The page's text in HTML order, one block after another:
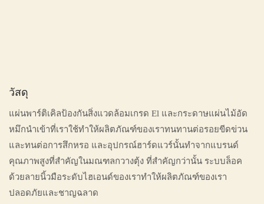
วัสดุ
แผ่นพาร์ติเคิลป้องกันสิ่งแวดล้อมเกรด El และกระดาษแผ่นไม้อัด
หมึกนำเข้าที่เราใช้ทำให้ผลิตภัณฑ์ของเราทนทานต่อรอยขีดข่วน
และทนต่อการสึกหรอ และอุปกรณ์ฮาร์ดแวร์นั้นทำจากแบรนด์
คุณภาพสูงที่สำคัญในมณฑลกวางตุ้ง ที่สำคัญกว่านั้น ระบบล็อค
ด้วยลายนิ้วมือระดับไฮเอนด์ของเราทำให้ผลิตภัณฑ์ของเรา
ปลอดภัยและชาญฉลาด